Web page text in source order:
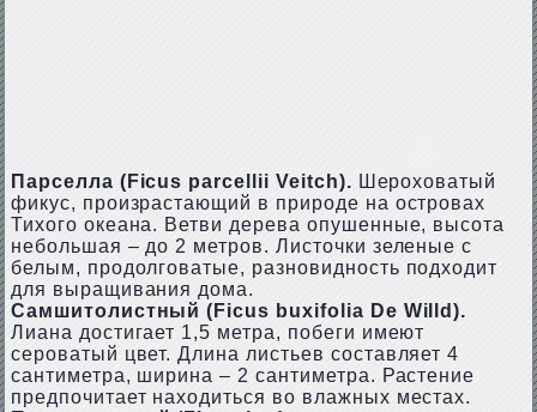
Парселла (Ficus parcellii Veitch). Шероховатый
фикус, произрастающий в природе на островах
Тихого океана. Ветви дерева опушенные, высота
небольшая – до 2 метров. Листочки зеленые с
белым, продолговатые, разновидность подходит
для выращивания дома.
Самшитолистный (Ficus buxifolia De Willd).
Лиана достигает 1,5 метра, побеги имеют
сероватый цвет. Длина листьев составляет 4
сантиметра, ширина – 2 сантиметра. Растение
предпочитает находиться во влажных местах.